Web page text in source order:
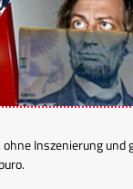
Inszenierung und